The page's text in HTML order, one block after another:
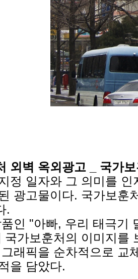
외벽 옥외광고 _ 국가
정 일자와 그 의미를
광고물이다. 국가보훈
.
인 "아빠, 우리 태극기
국가보훈처의 이미지를
래픽을 순차적으로 교
을 담았다.